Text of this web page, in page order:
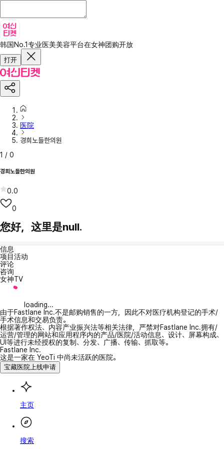
韩国No.1专业医美美容平台在女神团购开放
打开
医院
경희노들한의원
1 / 0
경희노들한의원
0.0
0
您好，这里是null.
信息
项目活动
评论
咨询
女神TV
loading...
由于Fastlane Inc.不是邮购销售的一方，因此不对医疗机构登记的手术/
手术信息和交易负责。
根据著作权法、内容产业振兴法等相关法律，严禁对Fastlane Inc.拥有/
运营/管理的网站和应用程序内的产品/医院/活动信息、设计、屏幕构成、
UI等进行未经授权的复制、分发、广播、传输、抓取等。
Fastlane Inc.
这是一家在 YeoTi 中尚未活跃的医院。
宝藏医院上线申请
主页
搜索